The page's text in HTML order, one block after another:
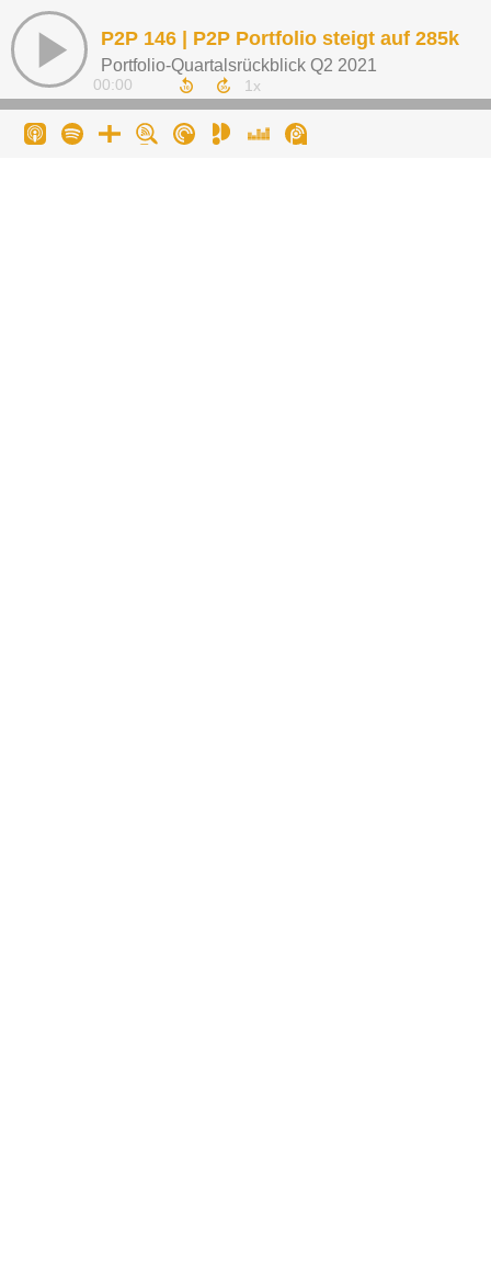
P2P 146 | P2P Portfolio steigt auf 285k
Portfolio-Quartalsrückblick Q2 2021
00:00